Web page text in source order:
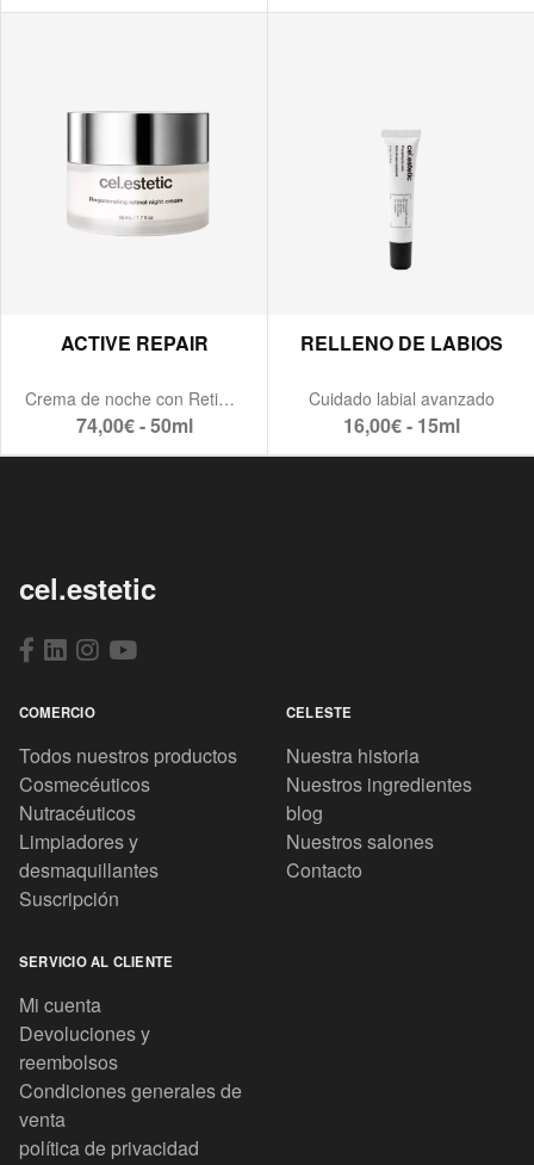
ACTIVE REPAIR
Crema de noche con Retinol.
74,00€ - 50ml
RELLENO DE LABIOS
Cuidado labial avanzado
16,00€ - 15ml
cel.estetic
COMERCIO
Todos nuestros productos
Cosmecéuticos
Nutracéuticos
Limpiadores y
desmaquillantes
Suscripción
CELESTE
Nuestra historia
Nuestros ingredientes
blog
Nuestros salones
Contacto
SERVICIO AL CLIENTE
Mi cuenta
Devoluciones y
reembolsos
Condiciones generales de
venta
política de privacidad